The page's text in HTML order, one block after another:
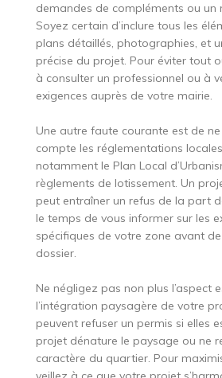
demandes de compléments ou un
Soyez certain d’inclure tous les
plans détaillés, photographies, et
précise du projet. Pour éviter tout
à consulter un professionnel ou à
exigences auprès de votre mairie.
Une autre faute courante est de
compte les réglementations
notamment le Plan Local
règlements de lotissement. Un
peut entraîner un refus de la part
le temps de vous informer sur les
spécifiques de votre zone avant
dossier.
Ne négligez pas non plus l’aspect
l’intégration paysagère de votre
peuvent refuser un permis si elles
projet dénature le paysage ou ne
caractère du quartier. Pour